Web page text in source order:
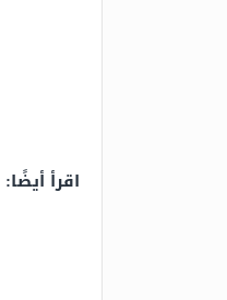
اقرأ أيضًا: